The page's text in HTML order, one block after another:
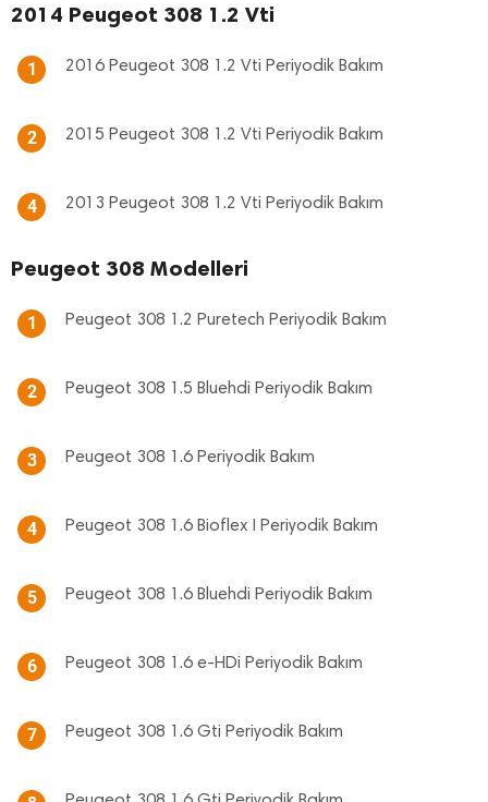
2014 Peugeot 308 1.2 Vti
1 2016 Peugeot 308 1.2 Vti Periyodik Bakım
2 2015 Peugeot 308 1.2 Vti Periyodik Bakım
4 2013 Peugeot 308 1.2 Vti Periyodik Bakım
Peugeot 308 Modelleri
1 Peugeot 308 1.2 Puretech Periyodik Bakım
2 Peugeot 308 1.5 Bluehdi Periyodik Bakım
3 Peugeot 308 1.6 Periyodik Bakım
4 Peugeot 308 1.6 Bioflex I Periyodik Bakım
5 Peugeot 308 1.6 Bluehdi Periyodik Bakım
6 Peugeot 308 1.6 e-HDi Periyodik Bakım
7 Peugeot 308 1.6 Gti Periyodik Bakım